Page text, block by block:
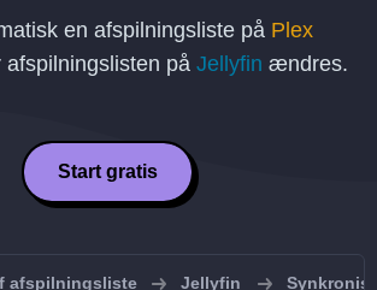
en afspilningsliste på Plex
afspilningslisten på Jellyfin ændres.
Start gratis
afspilningsliste Jellyfin